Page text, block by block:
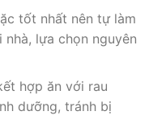
tốt nhất nên tự làm
lựa chọn nguyên
hợp ăn với rau
dưỡng, tránh bị